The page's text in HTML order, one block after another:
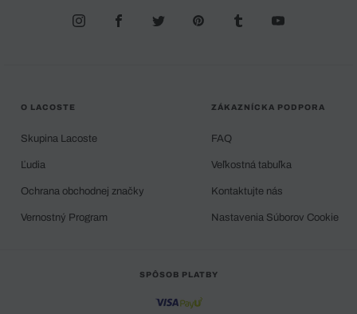
O LACOSTE
Skupina Lacoste
Ľudia
Ochrana obchodnej značky
Vernostný Program
ZÁKAZNÍCKA PODPORA
FAQ
Veľkostná tabuľka
Kontaktujte nás
Nastavenia Súborov Cookie
SPÔSOB PLATBY